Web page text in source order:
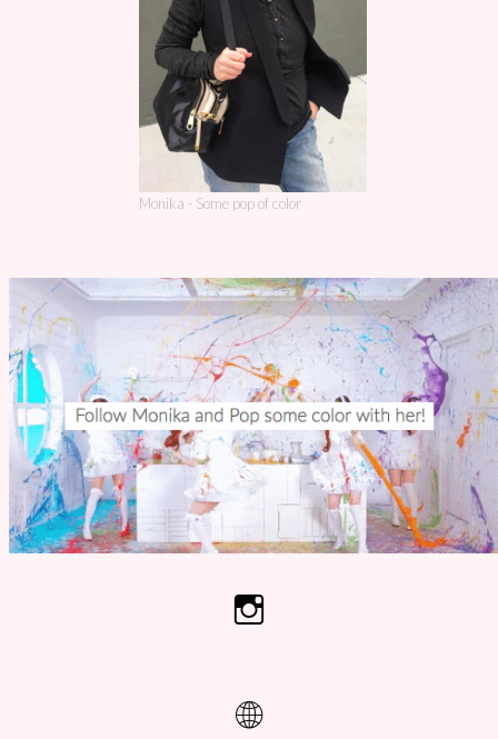
Monika - Some pop of color